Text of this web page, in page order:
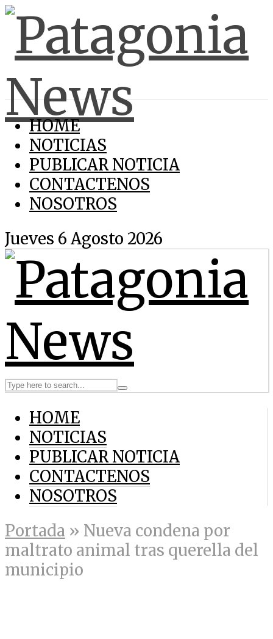
HOME
NOTICIAS
PUBLICAR NOTICIA
CONTACTENOS
NOSOTROS
Jueves 6 Agosto 2026
HOME
NOTICIAS
PUBLICAR NOTICIA
CONTACTENOS
NOSOTROS
Portada » Nueva condena por
maltrato animal tras querella del
municipio